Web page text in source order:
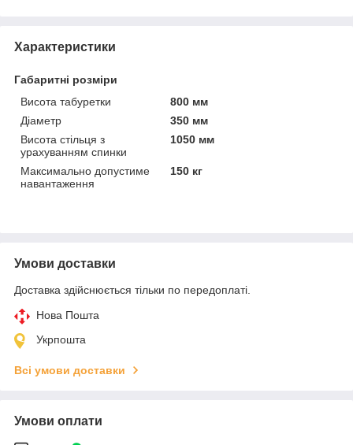
Характеристики
Габаритні розміри
Висота табуретки
800 мм
Діаметр
350 мм
Висота стільця з
урахуванням спинки
1050 мм
Максимально допустиме
навантаження
150 кг
Умови доставки
Доставка здійснюється тільки по передоплаті.
Нова Пошта
Укрпошта
Всі умови доставки
Умови оплати